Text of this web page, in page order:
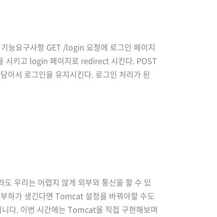
능요구사항 GET /login 요청에 로그인 페이지
시키고 login 페이지로 redirect 시킨다. POST
서 로그인을 유지시킨다. 로그인 처리가 된
우리는 어렵지 않게 외부와 통신을 할 수 있
하가 생긴다면 Tomcat 설정을 바꿔야할 수도
다. 이번 시간에는 Tomcat을 직접 구현해보며